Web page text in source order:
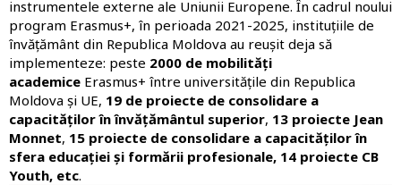
instrumentele externe ale Uniunii Europene. În cadrul noului
program Erasmus+, în perioada 2021-2025, instituțiile de
învățământ din Republica Moldova au reușit deja să
implementeze: peste 2000 de mobilități
academice Erasmus+ între universitățile din Republica
Moldova și UE, 19 de proiecte de consolidare a
capacităților în învățământul superior, 13 proiecte Jean
Monnet, 15 proiecte de consolidare a capacităților în
sfera educației și formării profesionale, 14 proiecte CB
Youth, etc.